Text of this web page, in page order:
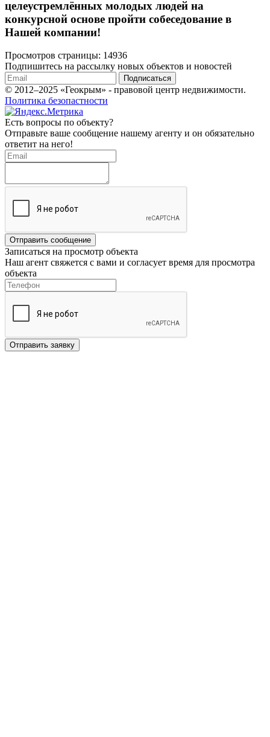
целеустремлённых молодых людей на
конкурсной основе пройти собеседование в
Нашей компании!
Просмотров страницы: 14936
Подпишитесь на рассылку новых объектов и новостей
Подписаться
© 2012–2025 «Геокрым» - правовой центр недвижимости.
Политика безопастности
Есть вопросы по объекту?
Отправьте ваше сообщение нашему агенту и он обязательно
ответит на него!
Отправить сообщение
Записаться на просмотр объекта
Наш агент свяжется с вами и согласует время для просмотра
объекта
Отправить заявку